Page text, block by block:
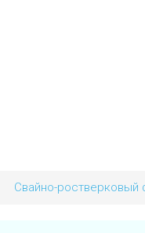
Свайно-ростверковый